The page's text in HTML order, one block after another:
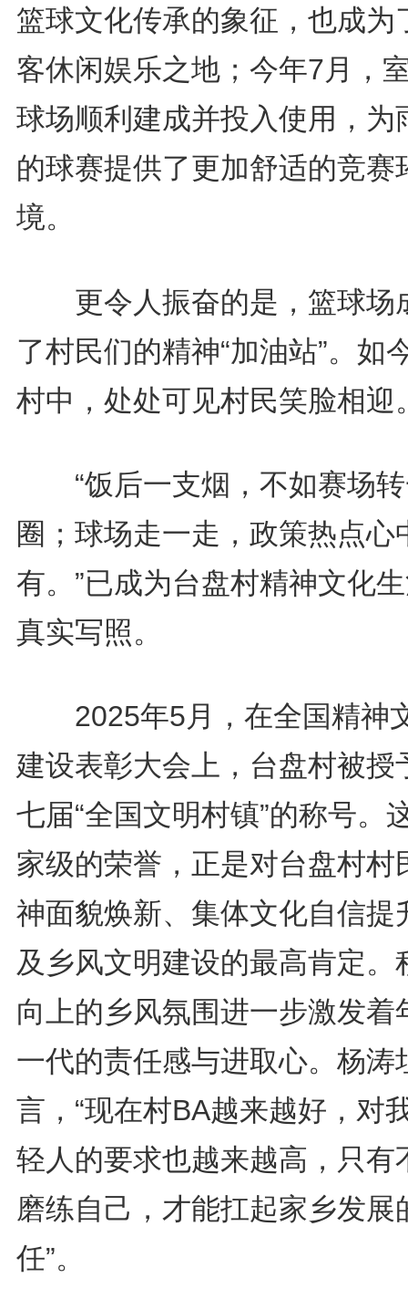
篮球文化传承的象征，也成为
客休闲娱乐之地；今年7月，
球场顺利建成并投入使用，为
的球赛提供了更加舒适的竞赛
境。
更令人振奋的是，篮球场
了村民们的精神“加油站”。如
村中，处处可见村民笑脸相迎
“饭后一支烟，不如赛场
圈；球场走一走，政策热点心
有。”已成为台盘村精神文化
真实写照。
2025年5月，在全国精神
建设表彰大会上，台盘村被授
七届“全国文明村镇”的称号。
家级的荣誉，正是对台盘村村
神面貌焕新、集体文化自信提
及乡风文明建设的最高肯定。
向上的乡风氛围进一步激发着
一代的责任感与进取心。杨涛
言，“现在村BA越来越好，对
轻人的要求也越来越高，只有
磨练自己，才能扛起家乡发展
任”。